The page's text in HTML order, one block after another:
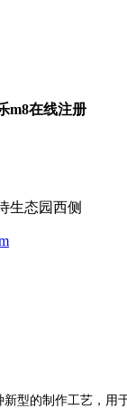
m8在线注册
生态园西侧
型的制作工艺，